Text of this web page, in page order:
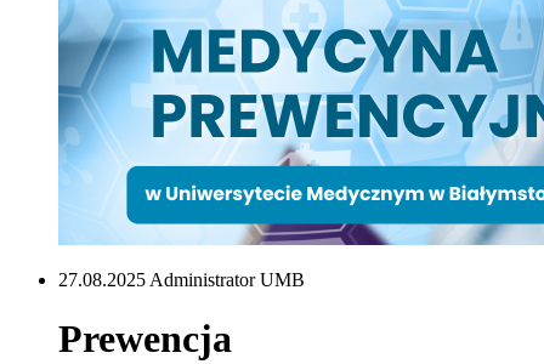
27.08.2025 Administrator UMB
Prewencja